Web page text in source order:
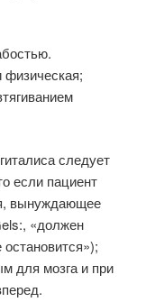
физическая;
следует
если пациент
вынуждающее
«должен
для мозга и при